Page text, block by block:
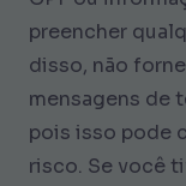
preencher
disso, não
mensagens de
pois isso pode
risco. Se você